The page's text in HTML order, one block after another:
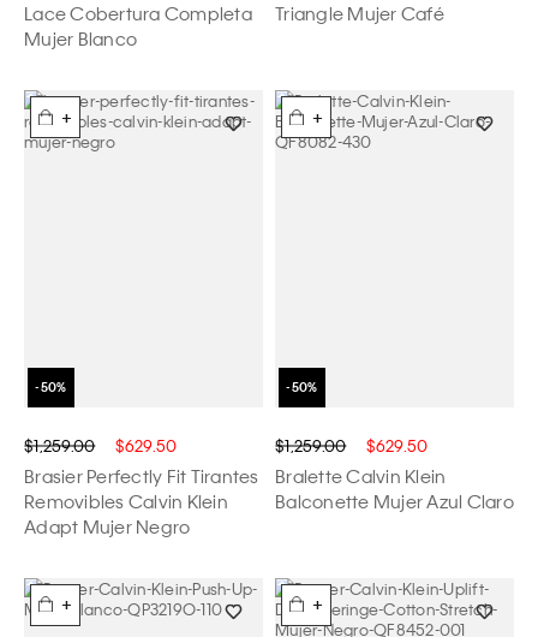
Lace Cobertura Completa
Mujer Blanco
Triangle Mujer Café
+
$1,259.00 $629.50
Brasier Perfectly Fit Tirantes
Removibles Calvin Klein
Adapt Mujer Negro
+
$1,259.00 $629.50
Bralette Calvin Klein
Balconette Mujer Azul Claro
+ +